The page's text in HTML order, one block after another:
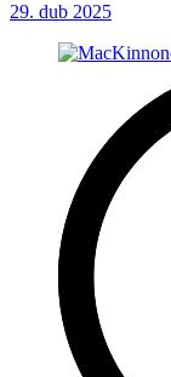
29. dub 2025